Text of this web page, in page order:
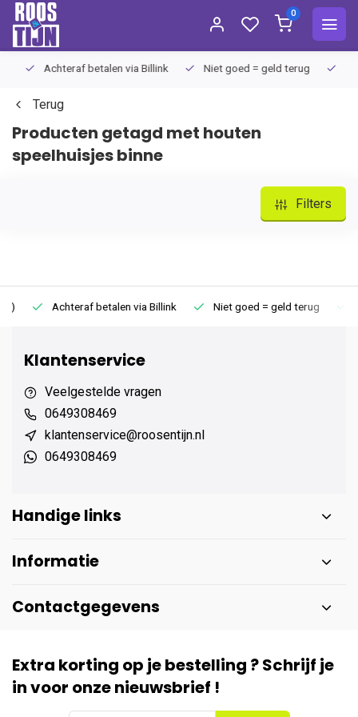
0
Achteraf betalen via Billink Niet goed = geld terug
Terug
Producten getagd met houten
speelhuisjes binne
Filters
Achteraf betalen via Billink Niet goed = geld terug
Klantenservice
Veelgestelde vragen
0649308469
klantenservice@roosentijn.nl
0649308469
Handige links
Informatie
Contactgegevens
Extra korting op je bestelling ? Schrijf je
in voor onze nieuwsbrief !